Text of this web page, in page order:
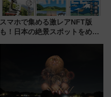
スマホで集める激レアNFT版
も！日本の絶景スポットをめぐ